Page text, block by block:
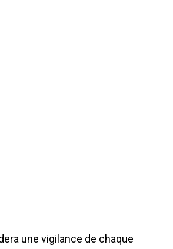
une vigilance de chaque